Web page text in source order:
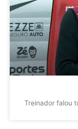
Treinador falou